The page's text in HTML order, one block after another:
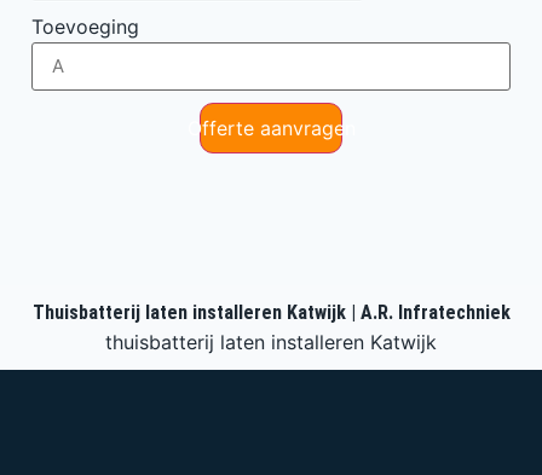
Toevoeging
Offerte aanvragen
Thuisbatterij laten installeren Katwijk | A.R. Infratechniek
thuisbatterij laten installeren Katwijk